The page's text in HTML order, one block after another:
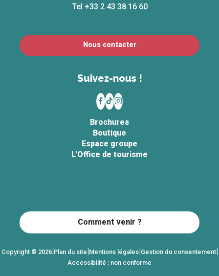
Tel +33 2 43 38 16 60
Nous contacter
Suivez-nous !
Brochures
Boutique
Espace groupe
L'Office de tourisme
Copyright © 2026|Plan du site|Mentions légales|Gestion du consentement|
Accessibilité : non conforme
Comment venir ?